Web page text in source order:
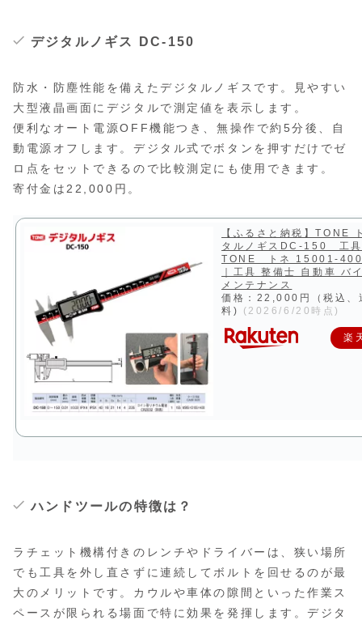
デジタルノギス DC-150
防水・防塵性能を備えたデジタルノギスです。見やすい
大型液晶画面にデジタルで測定値を表示します。
便利なオート電源OFF機能つき、無操作で約5分後、自
動電源オフします。デジタル式でボタンを押すだけでゼ
ロ点をセットできるので比較測定にも使用できます。
寄付金は22,000円。
【ふるさと納税】TONE
タルノギスDC-150
TONE トネ 15001-
｜工具 整備士 自動車 バ
メンテナンス
価格：22,000円（税込、
料)
(2026/6/20時点)
楽
ハンドツールの特徴は？
ラチェット機構付きのレンチやドライバーは、狭い場所
でも工具を外し直さずに連続してボルトを回せるのが最
大のメリットです。カウルや車体の隙間といった作業ス
ペースが限られる場面で特に効果を発揮します。デジタ